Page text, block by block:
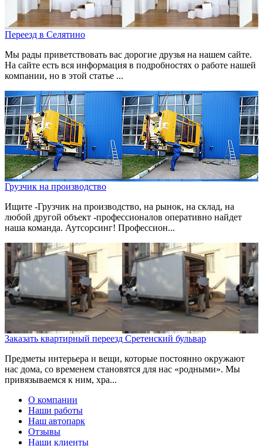
Переезд в Селятино
Мы рады приветствовать вас дорогие друзья на нашем сайте.
На сайте есть вся информация в подробностях о работе нашей
компании, но в этой статье ...
Грузчик на производство
Ищите -Грузчик на производство, на рынок, на склад, на
любой другой объект -профессионалов оперативно найдет
наша команда. Аутсорсинг! Профессион...
Заказать квартирный переезд Сретенский бульвар
Предметы интерьера и вещи, которые постоянно окружают
нас дома, со временем становятся для нас «родными». Мы
привязываемся к ним, хра...
О компании
Наши работы
Наш автопарк
Отзывы
Наши клиенты